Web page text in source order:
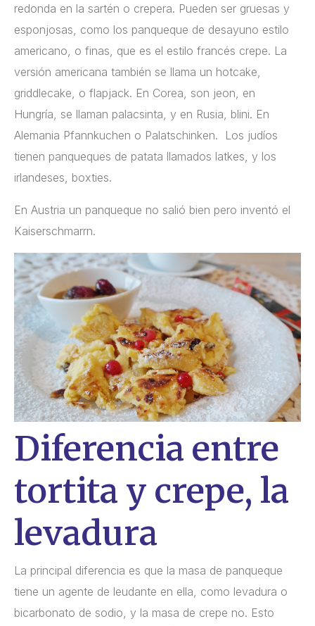
redonda en la sartén o crepera. Pueden ser gruesas y
esponjosas, como los panqueque de desayuno estilo
americano, o finas, que es el estilo francés crepe. La
versión americana también se llama un hotcake,
griddlecake, o flapjack. En Corea, son jeon, en
Hungría, se llaman palacsinta, y en Rusia, blini. En
Alemania Pfannkuchen o Palatschinken. Los judíos
tienen panqueques de patata llamados latkes, y los
irlandeses, boxties.
En Austria un panqueque no salió bien pero inventó el
Kaiserschmarrn.
Diferencia entre
tortita y crepe, la
levadura
La principal diferencia es que la masa de panqueque
tiene un agente de leudante en ella, como levadura o
bicarbonato de sodio, y la masa de crepe no. Esto